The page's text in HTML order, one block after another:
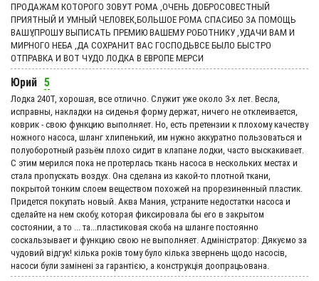
ПРОДАЖАМ КОТОРОГО ЗОВУТ РОМА ,ОЧЕНЬ ДОБРОСОВЕСТНЫЙ
ПРИЯТНЫЙ И УМНЫЙ ЧЕЛОВЕК,БОЛЬШОЕ РОМА СПАСИБО ЗА ПОМОЩЬ
ВАШУ,ПРОШУ ВЫПИСАТЬ ПРЕМИЮ ВАШЕМУ РОБОТНИКУ ,УДАЧИ ВАМ И
МИРНОГО НЕБА ,ДА СОХРАНИТ ВАС ГОСПОДЬВСЕ БЫЛО БЫСТРО
ОТПРАВКА И ВОТ ЧУДО ЛОДКА В ЕВРОПЕ МЕРСИ
Юрий 5
Лодка 240Т, хорошая, все отлично. Служит уже около 3-х лет. Весла,
исправны, накладки на сиденья форму держат, ничего не отклеивается,
коврик - свою функцию выполняет. Но, есть претензии к плохому качеству
ножного насоса, шланг хлипенький, им нужно аккуратно пользоваться и
полуоборотный разьём плохо сидит в клапане лодки, часто выскакивает.
С этим мерился пока не протерлась ткань насоса в нескольких местах и
стала пропускать воздух. Она сделана из какой-то плотной ткани,
покрытой тонким слоем веществом похожей на прорезиненный пластик.
Придется покупать новый. Аква Мания, устраните недостатки насоса и
сделайте на нем скобу, которая фиксировала бы его в закрытом
состоянии, а то ... та...пластиковая скоба на шланге постоянно
соскальзывает и функцию свою не выполняет. Адмiнiстратор: Дякуємо за
чудовий вiдгук! кілька років тому було кілька звернень щодо насосів,
насоси були замінені за гарантією, а конструкція доопрацьована.